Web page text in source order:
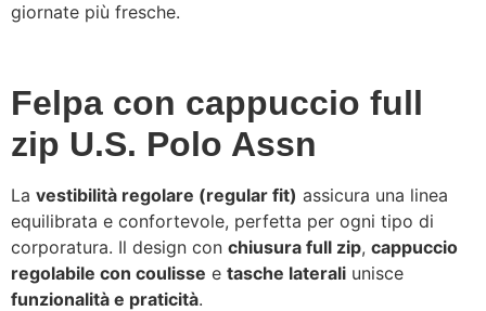
giornate più fresche.
Felpa con cappuccio full
zip U.S. Polo Assn
La vestibilità regolare (regular fit) assicura una linea
equilibrata e confortevole, perfetta per ogni tipo di
corporatura. Il design con chiusura full zip, cappuccio
regolabile con coulisse e tasche laterali unisce
funzionalità e praticità.